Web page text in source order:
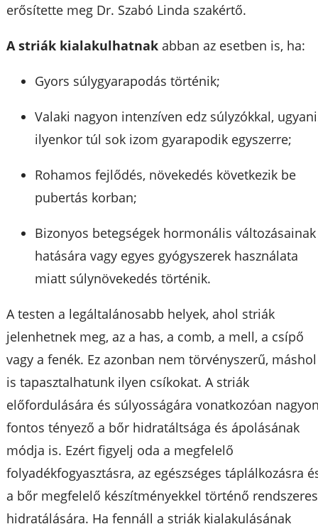
erősítette meg Dr. Szabó Linda szakértő.
A striák kialakulhatnak abban az esetben is, ha:
Gyors súlygyarapodás történik;
Valaki nagyon intenzíven edz súlyzókkal,
ilyenkor túl sok izom gyarapodik egyszerre;
Rohamos fejlődés, növekedés következik be
pubertás korban;
Bizonyos betegségek hormonális változásainak
hatására vagy egyes gyógyszerek használata
miatt súlynövekedés történik.
A testen a legáltalánosabb helyek, ahol striák
jelenhetnek meg, az a has, a comb, a mell, a csípő
vagy a fenék. Ez azonban nem törvényszerű, máshol
is tapasztalhatunk ilyen csíkokat. A striák
előfordulására és súlyosságára vonatkozóan
fontos tényező a bőr hidratáltsága és ápolásának
módja is. Ezért figyelj oda a megfelelő
folyadékfogyasztásra, az egészséges táplálkozásra
a bőr megfelelő készítményekkel történő rendszeres
hidratálására. Ha fennáll a striák kialakulásának